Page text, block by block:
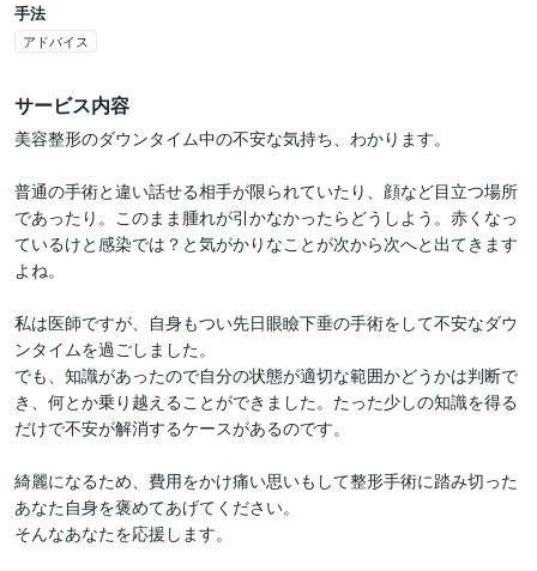
手法
アドバイス
サービス内容
美容整形のダウンタイム中の不安な気持ち、わかります。
普通の手術と違い話せる相手が限られていたり、顔など目立つ場所
であったり。このまま腫れが引かなかったらどうしよう。赤くなっ
ているけと感染では？と気がかりなことが次から次へと出てきます
よね。
私は医師ですが、自身もつい先日眼瞼下垂の手術をして不安なダウ
ンタイムを過ごしました。
でも、知識があったので自分の状態が適切な範囲かどうかは判断で
き、何とか乗り越えることができました。たった少しの知識を得る
だけで不安が解消するケースがあるのです。
綺麗になるため、費用をかけ痛い思いもして整形手術に踏み切った
あなた自身を褒めてあげてください。